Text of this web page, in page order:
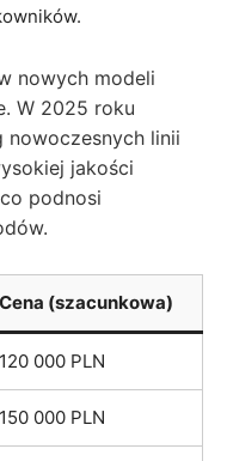
nowych ⁢modeli
W 2025 roku
nowoczesnych linii
jakości
podnosi
Cena (szacunkowa)
120​ 000 PLN
150 000 PLN